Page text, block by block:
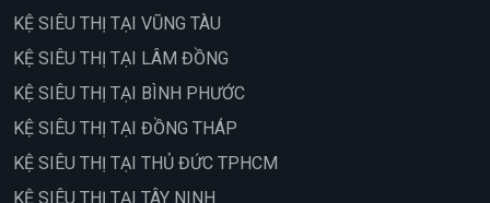
KỆ SIÊU THỊ TẠI VŨNG TÀU
KỆ SIÊU THỊ TẠI LÂM ĐỒNG
KỆ SIÊU THỊ TẠI BÌNH PHƯỚC
KỆ SIÊU THỊ TẠI ĐỒNG THÁP
KỆ SIÊU THỊ TẠI THỦ ĐỨC TPHCM
KỆ SIÊU THỊ TẠI TÂY NINH